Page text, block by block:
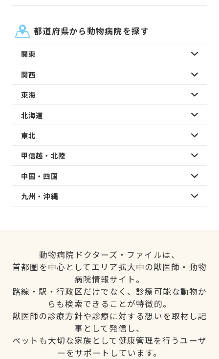
都道府県から動物病院を探す
関東
関西
東海
北海道
東北
甲信越・北陸
中国・四国
九州・沖縄
動物病院ドクターズ・ファイルは、
首都圏を中心としてエリア拡大中の獣医師・動物
病院情報サイト。
路線・駅・行政区だけでなく、診療可能な動物か
らも検索できることが特徴的。
獣医師の診療方針や診療に対する想いを取材し記
事として発信し、
ペットも大切な家族として健康管理を行うユーザ
ーをサポートしています。